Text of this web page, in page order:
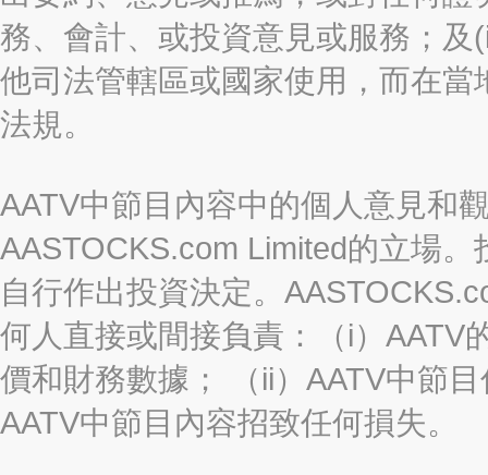
務、會計、或投資意見或服務；
他司法管轄區或國家使用，而在
法規。
AATV中節目內容中的個人意見和
AASTOCKS.com Limited的立場
自行作出投資決定。
何人直接或間接負責：（i）AATV
價和財務數據； （ii）AATV中節
AATV中節目內容招致任何損失。